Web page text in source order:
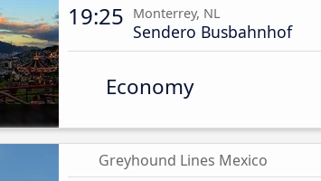
19:25 Monterrey, NL
Sendero Busbahnhof
Economy
Greyhound Lines Mexico